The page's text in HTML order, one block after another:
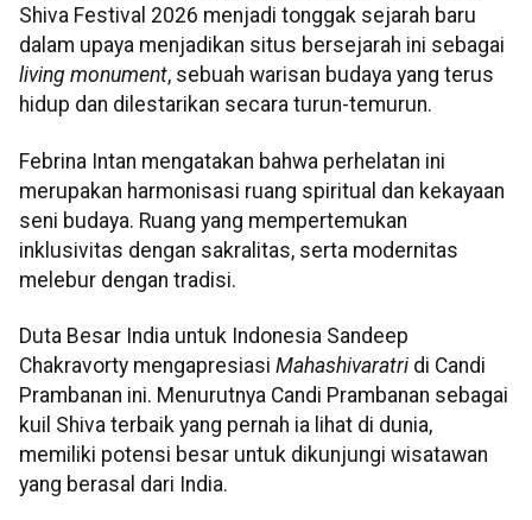
Shiva Festival 2026 menjadi tonggak sejarah baru
dalam upaya menjadikan situs bersejarah ini sebagai
living monument, sebuah warisan budaya yang terus
hidup dan dilestarikan secara turun-temurun.
Febrina Intan mengatakan bahwa perhelatan ini
merupakan harmonisasi ruang spiritual dan kekayaan
seni budaya. Ruang yang mempertemukan
inklusivitas dengan sakralitas, serta modernitas
melebur dengan tradisi.
Duta Besar India untuk Indonesia Sandeep
Chakravorty mengapresiasi Mahashivaratri di Candi
Prambanan ini. Menurutnya Candi Prambanan sebagai
kuil Shiva terbaik yang pernah ia lihat di dunia,
memiliki potensi besar untuk dikunjungi wisatawan
yang berasal dari India.